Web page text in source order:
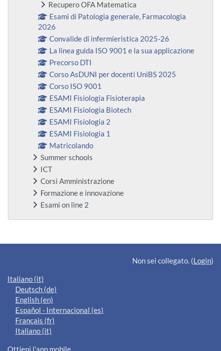
Recupero OFA Matematica
Esami di Patologia generale, Farmacologia
2026
Convalide di infermieristica 2025-26
La linea guida ISO 9001 e la sua applicazione
Precorso DTI
Corso AsDUNI per docenti UniBS 2025
Corso ISO 9001
ESAMI Fisiologia Fisioterapia
ESAMI Fisiologia Biotech
ESAMI Fisiologia 2
ESAMI Fisiologia 1
Matricolando
Summer schools
ICT
Corsi Amministrazione
Formazione e innovazione
Esami on line 2
Blocchi supplementari
Non sei collegato. (Login)
Italiano ‎(it)‎
Deutsch ‎(de)‎
English ‎(en)‎
Español - Internacional ‎(es)‎
Français ‎(fr)‎
Italiano ‎(it)‎
Ottieni l'app mobile